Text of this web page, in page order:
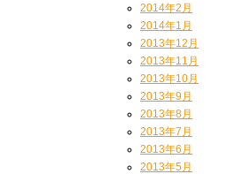
2014年2月
2014年1月
2013年12月
2013年11月
2013年10月
2013年9月
2013年8月
2013年7月
2013年6月
2013年5月